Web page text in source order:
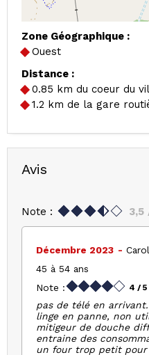
Zone Géographique :
Ouest
Distance :
0.85 km du coeur du
1.2 km de la gare
Avis
Note : 3,5
Décembre 2023
45 à 54 ans
Note :
4 / 5
pas de télé en
linge en panne, non
mitigeur de douche
entraine des
un four trop petit pour